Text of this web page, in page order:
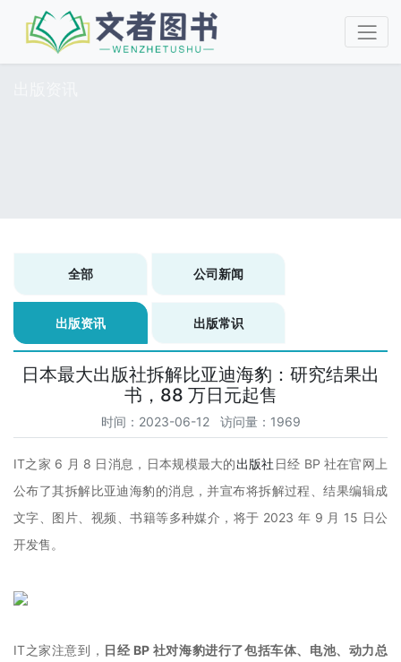
全部 公司新闻
出版资讯 出版常识
日本最大出版社拆解比亚迪海豹：研究结果出
书，88 万日元起售
时间：2023-06-12 访问量：1969
IT之家 6 月 8 日消息，日本规模最大的出版社 日经 BP 社在官网上
公布了其拆解比亚迪海豹的消息，并宣布将拆解过程、结果编辑成
文字、图片、视频、书籍等多种媒介，将于 2023 年 9 月 15 日公
开发售。
IT之家注意到， 日经 BP 社对海豹进行了包括车体、电池、动力总